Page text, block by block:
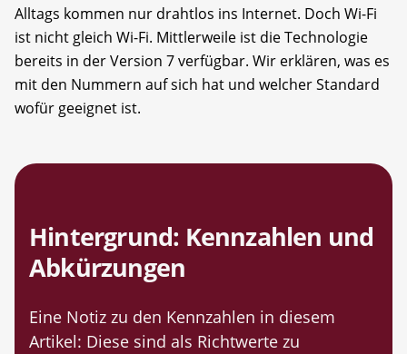
Alltags kommen nur drahtlos ins Internet. Doch Wi-Fi
ist nicht gleich Wi-Fi. Mittlerweile ist die Technologie
bereits in der Version 7 verfügbar. Wir erklären, was es
mit den Nummern auf sich hat und welcher Standard
wofür geeignet ist.
Hintergrund: Kennzahlen und
Abkürzungen
Eine Notiz zu den Kennzahlen in diesem
Artikel: Diese sind als Richtwerte zu